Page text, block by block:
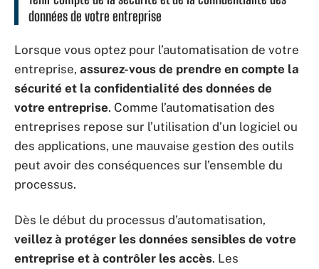
données de votre entreprise
Lorsque vous optez pour l’automatisation de votre
entreprise, assurez-vous de prendre en compte la
sécurité et la confidentialité des données de
votre entreprise. Comme l’automatisation des
entreprises repose sur l’utilisation d’un logiciel ou
des applications, une mauvaise gestion des outils
peut avoir des conséquences sur l’ensemble du
processus.
Dès le début du processus d’automatisation,
veillez à protéger les données sensibles de votre
entreprise et à contrôler les accès. Les